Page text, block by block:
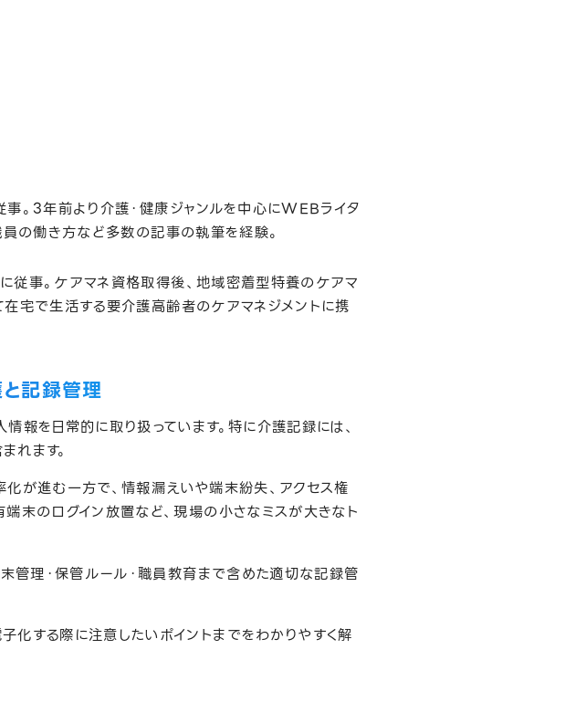
。3年前より介護・健康ジャンルを中心にWEBライタ
の働き方など多数の記事の執筆を経験。
従事。ケアマネ資格取得後、地域密着型特養のケアマ
宅で生活する要介護高齢者のケアマネジメントに携
記録管理
報を日常的に取り扱っています。特に介護記録には、
れます。
が進む一方で、情報漏えいや端末紛失、アクセス権
末のログイン放置など、現場の小さなミスが大きなト
管理・保管ルール・職員教育まで含めた適切な記録管
する際に注意したいポイントまでをわかりやすく解